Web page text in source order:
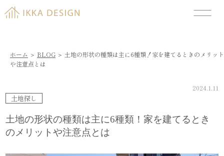
ホーム ＞ BLOG ＞ 土地の形状の種類は主に6種類！家を建てるときのメリット
や注意点とは
2024.1.11
土地探し
土地の形状の種類は主に6種類！家を建てるとき
のメリットや注意点とは